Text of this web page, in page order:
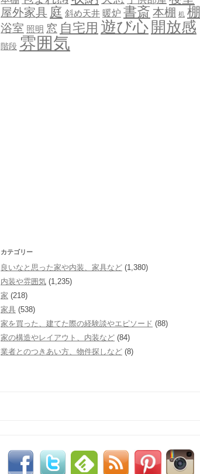
屋外家具 庭 斜め天井 暖炉 書斎 本棚 机 棚
浴室 照明 窓 自宅用 遊び心 開放感
階段 雰囲気
カテゴリー
良いなと思った家や内装、家具など (1,380)
内装や雰囲気 (1,235)
家 (218)
家具 (538)
家を買った、建てた際の経験談やエピソード (88)
家の構造やレイアウト、内装など (84)
業者とのつきあい方、物件探しなど (8)